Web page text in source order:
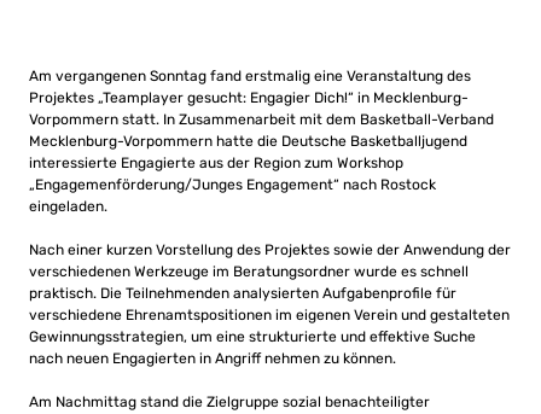
Am vergangenen Sonntag fand erstmalig eine Veranstaltung des
Projektes „Teamplayer gesucht: Engagier Dich!“ in Mecklenburg-
Vorpommern statt. In Zusammenarbeit mit dem Basketball-Verband
Mecklenburg-Vorpommern hatte die Deutsche Basketballjugend
interessierte Engagierte aus der Region zum Workshop
„Engagemenförderung/Junges Engagement“ nach Rostock
eingeladen.
Nach einer kurzen Vorstellung des Projektes sowie der Anwendung der
verschiedenen Werkzeuge im Beratungsordner wurde es schnell
praktisch. Die Teilnehmenden analysierten Aufgabenprofile für
verschiedene Ehrenamtspositionen im eigenen Verein und gestalteten
Gewinnungsstrategien, um eine strukturierte und effektive Suche
nach neuen Engagierten in Angriff nehmen zu können.
Am Nachmittag stand die Zielgruppe sozial benachteiligter